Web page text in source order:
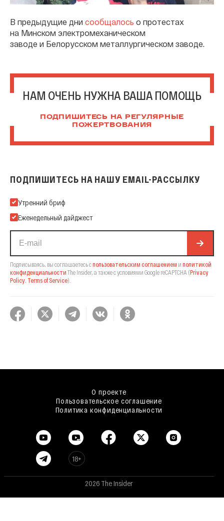
В предыдущие дни сообщалось о протестах
на Минском электромеханическом
заводе и Белорусском металлургическом заводе.
НАМ ОЧЕНЬ НУЖНА ВАША ПОМОЩЬ
ПОДПИШИТЕСЬ НА РЕГУЛЯРНЫЕ
ПОЖЕРТВОВАНИЯ
ПОДПИШИТЕСЬ НА НАШУ EMAIL-РАССЫЛКУ
Подпишитесь на нашу Email-рассылку
Утренний бриф
Еженедельный дайджест
Подписываясь, вы соглашаетесь спользовательским соглашением и политикой
конфиденциальности The Insider, а также с условиями Google reCAPTCHA (Privacy
Policy, Terms of Service).
О проекте
Пользовательское соглашение
Политика конфиденциальности
18+
2026 The Insider